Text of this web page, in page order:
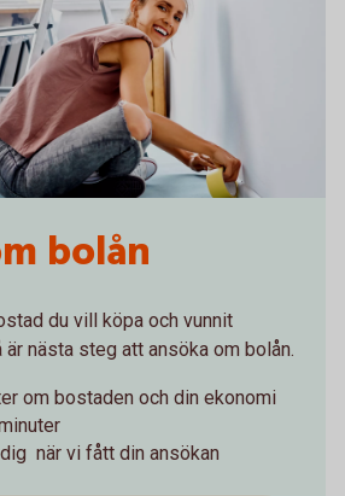
bolån
du vill köpa och vunnit
är nästa steg att ansöka om bolån.
om bostaden och din ekonomi
när vi fått din ansökan